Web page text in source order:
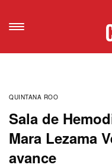
QUINTANA ROO
Sala de
Mara Lezama
avance